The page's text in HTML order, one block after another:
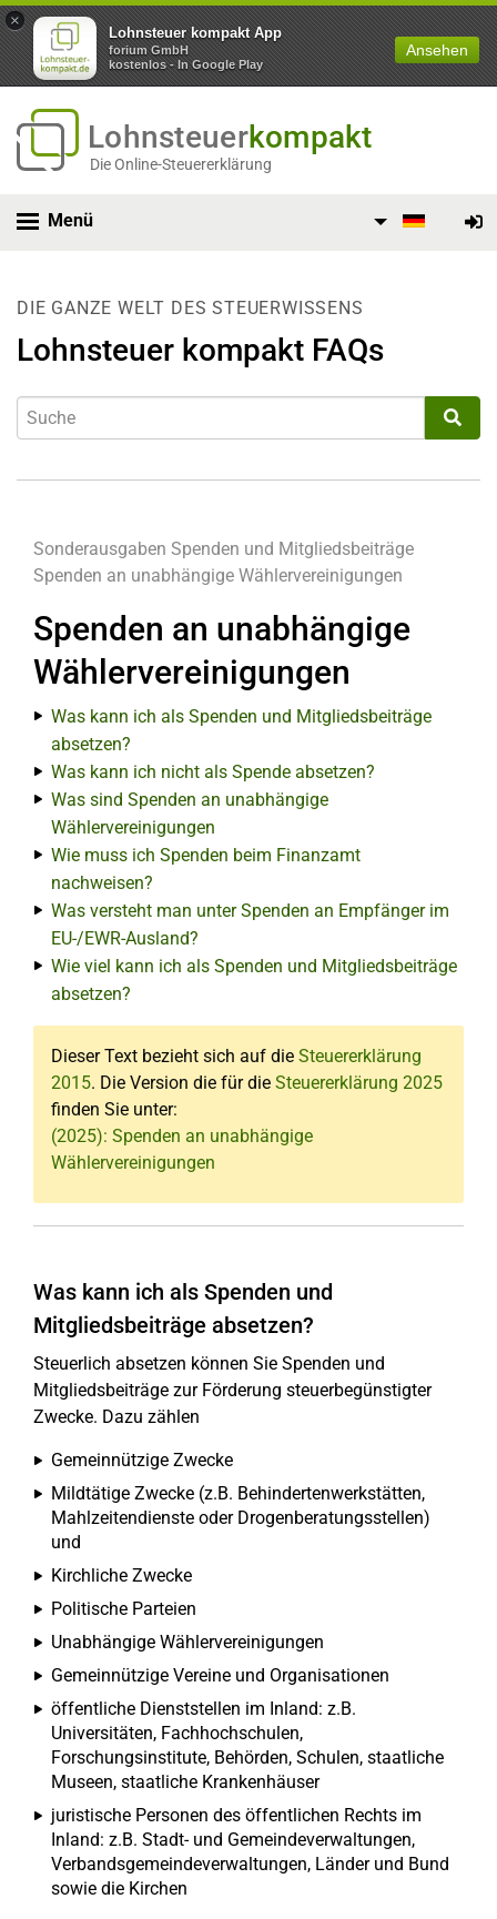
×
Lohnsteuer kompakt App
forium GmbH
kostenlos - In Google Play
Ansehen
Lohnsteuerkompakt
Die Online-Steuererklärung
Menü
DIE GANZE WELT DES STEUERWISSENS
Lohnsteuer kompakt FAQs
Sonderausgaben Spenden und Mitgliedsbeiträge
Spenden an unabhängige Wählervereinigungen
Spenden an unabhängige
Wählervereinigungen
Was kann ich als Spenden und Mitgliedsbeiträge
absetzen?
Was kann ich nicht als Spende absetzen?
Was sind Spenden an unabhängige
Wählervereinigungen
Wie muss ich Spenden beim Finanzamt
nachweisen?
Was versteht man unter Spenden an Empfänger im
EU-/EWR-Ausland?
Wie viel kann ich als Spenden und Mitgliedsbeiträge
absetzen?
Dieser Text bezieht sich auf die Steuererklärung
2015. Die Version die für die Steuererklärung 2025
finden Sie unter:
(2025): Spenden an unabhängige
Wählervereinigungen
Was kann ich als Spenden und
Mitgliedsbeiträge absetzen?
Steuerlich absetzen können Sie Spenden und
Mitgliedsbeiträge zur Förderung steuerbegünstigter
Zwecke. Dazu zählen
Gemeinnützige Zwecke
Mildtätige Zwecke (z.B. Behindertenwerkstätten,
Mahlzeitendienste oder Drogenberatungsstellen)
und
Kirchliche Zwecke
Politische Parteien
Unabhängige Wählervereinigungen
Gemeinnützige Vereine und Organisationen
öffentliche Dienststellen im Inland: z.B.
Universitäten, Fachhochschulen,
Forschungsinstitute, Behörden, Schulen, staatliche
Museen, staatliche Krankenhäuser
juristische Personen des öffentlichen Rechts im
Inland: z.B. Stadt- und Gemeindeverwaltungen,
Verbandsgemeindeverwaltungen, Länder und Bund
sowie die Kirchen